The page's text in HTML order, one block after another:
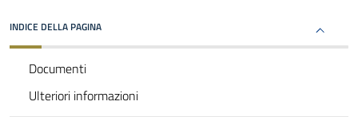
INDICE DELLA PAGINA
Documenti
Ulteriori informazioni